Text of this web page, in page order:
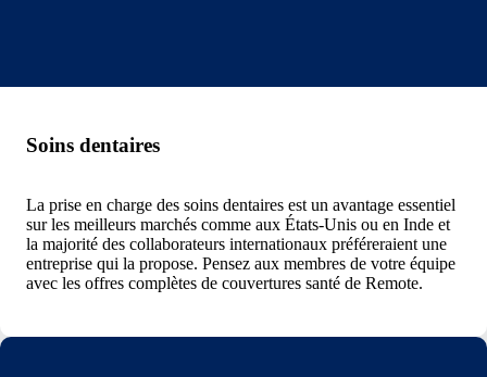
Soins dentaires
La prise en charge des soins dentaires est un avantage essentiel
sur les meilleurs marchés comme aux États-Unis ou en Inde et
la majorité des collaborateurs internationaux préféreraient une
entreprise qui la propose. Pensez aux membres de votre équipe
avec les offres complètes de couvertures santé de Remote.